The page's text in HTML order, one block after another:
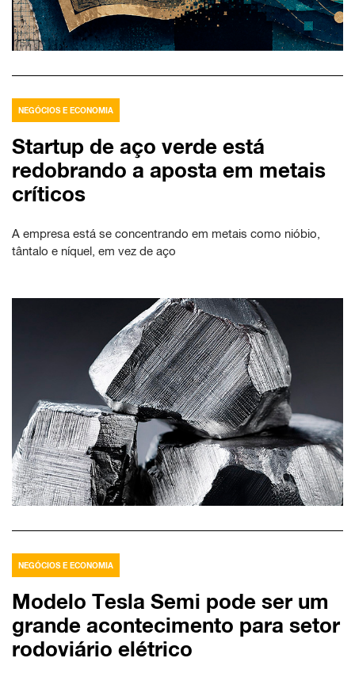
NEGÓCIOS E ECONOMIA
Startup de aço verde está
redobrando a aposta em metais
críticos
A empresa está se concentrando em metais como nióbio,
tântalo e níquel, em vez de aço
NEGÓCIOS E ECONOMIA
Modelo Tesla Semi pode ser um
grande acontecimento para setor
rodoviário elétrico